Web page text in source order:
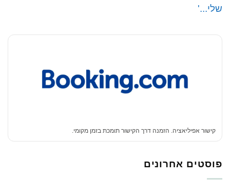
שלי...'
קישור אפיליאציה. הזמנה דרך הקישור תומכת בזמן מקומי.
פוסטים אחרונים